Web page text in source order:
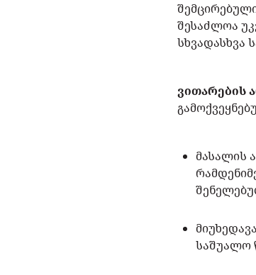
შესაძლოა
სხვადასხვა
ვითარების
მასალის
საშუალო